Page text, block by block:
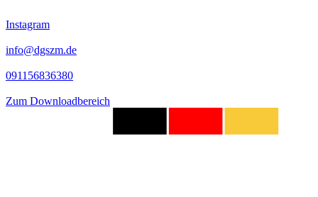
Instagram
info@dgszm.de
091156836380
Zum Downloadbereich